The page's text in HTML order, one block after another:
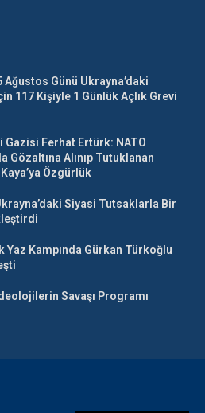
Günü Ukrayna’daki
117 Kişiyle 1 Günlük Açlık Grevi
Gazisi Ferhat Ertürk: NATO
Gözaltına Alınıp Tutuklanan
Kaya’ya Özgürlük
Siyasi Tutsaklarla Bir
Yaz Kampında Gürkan Türkoğlu
Savaşı Programı